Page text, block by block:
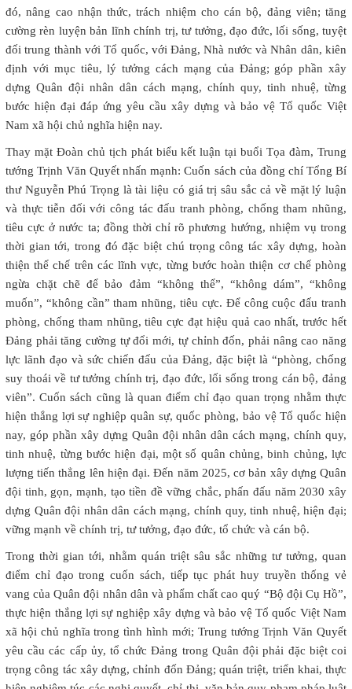
đó, nâng cao nhận thức, trách nhiệm cho cán bộ, đảng viên; tăng
cường rèn luyện bản lĩnh chính trị, tư tưởng, đạo đức, lối sống, tuyệt
đối trung thành với Tổ quốc, với Đảng, Nhà nước và Nhân dân, kiên
định với mục tiêu, lý tưởng cách mạng của Đảng; góp phần xây
dựng Quân đội nhân dân cách mạng, chính quy, tinh nhuệ, từng
bước hiện đại đáp ứng yêu cầu xây dựng và bảo vệ Tổ quốc Việt
Nam xã hội chủ nghĩa hiện nay.
Thay mặt Đoàn chủ tịch phát biểu kết luận tại buổi Tọa đàm, Trung
tướng Trịnh Văn Quyết nhấn mạnh: Cuốn sách của đồng chí Tổng Bí
thư Nguyễn Phú Trọng là tài liệu có giá trị sâu sắc cả về mặt lý luận
và thực tiễn đối với công tác đấu tranh phòng, chống tham nhũng,
tiêu cực ở nước ta; đồng thời chỉ rõ phương hướng, nhiệm vụ trong
thời gian tới, trong đó đặc biệt chú trọng công tác xây dựng, hoàn
thiện thể chế trên các lĩnh vực, từng bước hoàn thiện cơ chế phòng
ngừa chặt chẽ để bảo đảm “không thể”, “không dám”, “không
muốn”, “không cần” tham nhũng, tiêu cực. Để công cuộc đấu tranh
phòng, chống tham nhũng, tiêu cực đạt hiệu quả cao nhất, trước hết
Đảng phải tăng cường tự đổi mới, tự chỉnh đốn, phải nâng cao năng
lực lãnh đạo và sức chiến đấu của Đảng, đặc biệt là “phòng, chống
suy thoái về tư tưởng chính trị, đạo đức, lối sống trong cán bộ, đảng
viên”. Cuốn sách cũng là quan điểm chỉ đạo quan trọng nhằm thực
hiện thắng lợi sự nghiệp quân sự, quốc phòng, bảo vệ Tổ quốc hiện
nay, góp phần xây dựng Quân đội nhân dân cách mạng, chính quy,
tinh nhuệ, từng bước hiện đại, một số quân chủng, binh chủng, lực
lượng tiến thẳng lên hiện đại. Đến năm 2025, cơ bản xây dựng Quân
đội tinh, gọn, mạnh, tạo tiền đề vững chắc, phấn đấu năm 2030 xây
dựng Quân đội nhân dân cách mạng, chính quy, tinh nhuệ, hiện đại;
vững mạnh về chính trị, tư tưởng, đạo đức, tổ chức và cán bộ.
Trong thời gian tới, nhằm quán triệt sâu sắc những tư tưởng, quan
điểm chỉ đạo trong cuốn sách, tiếp tục phát huy truyền thống vẻ
vang của Quân đội nhân dân và phẩm chất cao quý “Bộ đội Cụ Hồ”,
thực hiện thắng lợi sự nghiệp xây dựng và bảo vệ Tổ quốc Việt Nam
xã hội chủ nghĩa trong tình hình mới; Trung tướng Trịnh Văn Quyết
yêu cầu các cấp ủy, tổ chức Đảng trong Quân đội phải đặc biệt coi
trọng công tác xây dựng, chỉnh đốn Đảng; quán triệt, triển khai, thực